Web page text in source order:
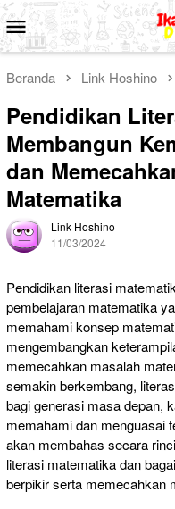
Loncat
ke
konten
Menu
Mobile
Beranda Link Hoshino
Pendidikan
Membangun
dan
Matematika
Link Hoshino
11/03/2024
Pendidikan literasi
pembelajaran matematika
memahami konsep
mengembangkan
memecahkan masalah
semakin berkembang,
bagi generasi masa depan,
memahami dan menguasai
akan membahas secara
literasi matematika dan
berpikir serta memecahkan